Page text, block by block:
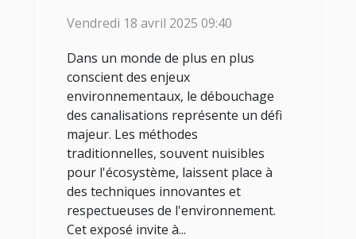
Vendredi 18 avril 2025 09:40
Dans un monde de plus en plus
conscient des enjeux
environnementaux, le débouchage
des canalisations représente un défi
majeur. Les méthodes
traditionnelles, souvent nuisibles
pour l'écosystème, laissent place à
des techniques innovantes et
respectueuses de l'environnement.
Cet exposé invite à...